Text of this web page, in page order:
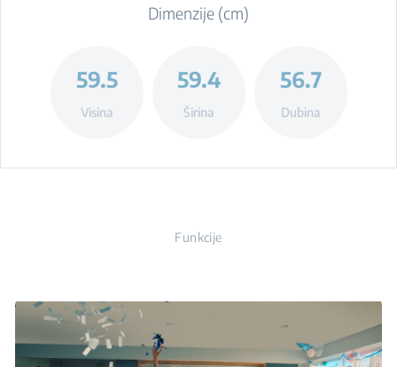
Dimenzije (cm)
59.5
Visina
59.4
Širina
56.7
Dubina
Funkcije